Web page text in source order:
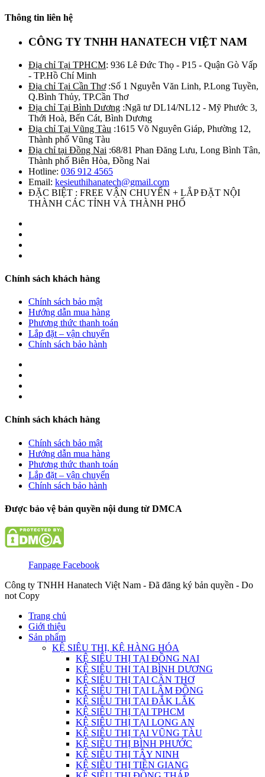
Thông tin liên hệ
CÔNG TY TNHH HANATECH VIỆT NAM
Địa chỉ Tại TPHCM: 936 Lê Đức Thọ - P15 - Quận Gò Vấp
- TP.Hồ Chí Minh
Địa chỉ Tại Cần Thơ:Số 1 Nguyễn Văn Linh, P.Long Tuyền,
Q.Bình Thủy, TP.Cần Thơ
Địa chỉ Tại Bình Dương :Ngã tư DL14/NL12 - Mỹ Phước 3,
Thới Hoà, Bến Cát, Bình Dương
Địa chỉ Tại Vũng Tàu :1615 Võ Nguyên Giáp, Phường 12,
Thành phố Vũng Tàu
Địa chỉ tại Đồng Nai :68/81 Phan Đăng Lưu, Long Bình Tân,
Thành phố Biên Hòa, Đồng Nai
Hotline: 036 912 4565
Email: kesieuthihanatech@gmail.com
ĐẶC BIỆT : FREE VẬN CHUYỂN + LẮP ĐẶT NỘI
THÀNH CÁC TỈNH VÀ THÀNH PHỐ
Chính sách khách hàng
Chính sách bảo mật
Hướng dẫn mua hàng
Phương thức thanh toán
Lắp đặt – vận chuyển
Chính sách bảo hành
Chính sách khách hàng
Chính sách bảo mật
Hướng dẫn mua hàng
Phương thức thanh toán
Lắp đặt – vận chuyển
Chính sách bảo hành
Được bảo vệ bản quyền nội dung từ DMCA
Fanpage Facebook
Công ty TNHH Hanatech Việt Nam - Đã đăng ký bản quyền - Do
not Copy
Trang chủ
Giới thiệu
Sản phẩm
KỆ SIÊU THỊ, KỆ HÀNG HÓA
KỆ SIÊU THỊ TẠI ĐỒNG NAI
KỆ SIÊU THỊ TẠI BÌNH DƯƠNG
KỆ SIÊU THỊ TẠI CẦN THƠ
KỆ SIÊU THỊ TẠI LÂM ĐỒNG
KỆ SIÊU THỊ TẠI ĐẮK LẮK
KỆ SIÊU THỊ TẠI TPHCM
KỆ SIÊU THỊ TẠI LONG AN
KỆ SIÊU THỊ TẠI VŨNG TÀU
KỆ SIÊU THỊ BÌNH PHƯỚC
KỆ SIÊU THỊ TÂY NINH
KỆ SIÊU THỊ TIỀN GIANG